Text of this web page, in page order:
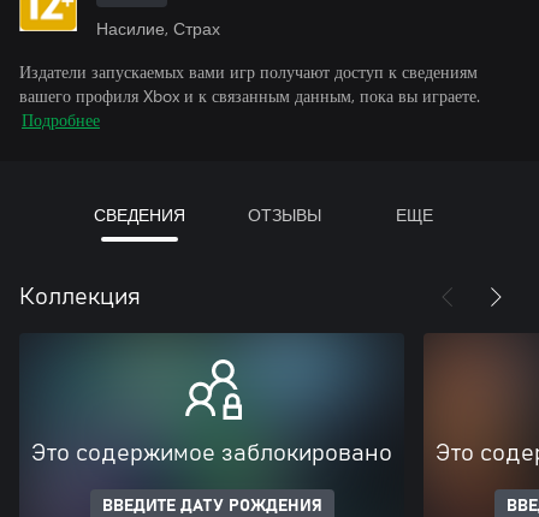
Насилие, Страх
Издатели запускаемых вами игр получают доступ к сведениям
вашего профиля Xbox и к связанным данным, пока вы играете.
Подробнее
СВЕДЕНИЯ ОТЗЫВЫ ЕЩЕ
Коллекция
Это содержимое заблокировано
ВВЕДИТЕ ДАТУ РОЖДЕНИЯ
Это